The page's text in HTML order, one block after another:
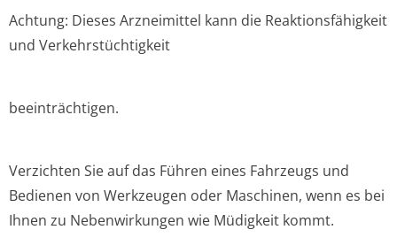
Achtung: Dieses Arzneimittel kann die Reaktionsfähigkeit
und Verkehrstüchtigkeit
beeinträchtigen.
Verzichten Sie auf das Führen eines Fahrzeugs und
Bedienen von Werkzeugen oder Maschinen, wenn es bei
Ihnen zu Nebenwirkungen wie Müdigkeit kommt.